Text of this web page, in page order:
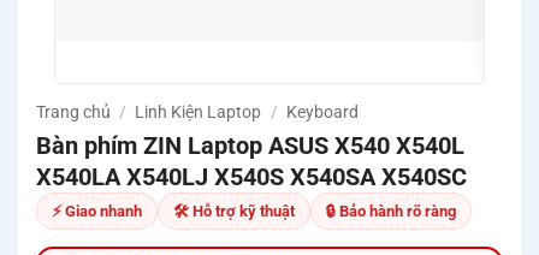
Trang chủ / Linh Kiện Laptop / Keyboard
Bàn phím ZIN Laptop ASUS X540 X540L
X540LA X540LJ X540S X540SA X540SC
⚡ Giao nhanh 🛠 Hỗ trợ kỹ thuật 🔒 Bảo hành rõ ràng